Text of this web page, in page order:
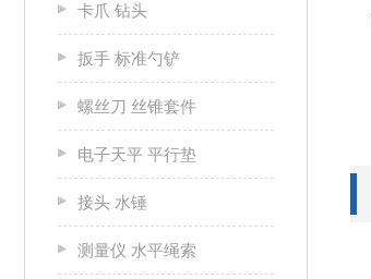
卡爪 钻头
扳手 标准勺铲
螺丝刀 丝锥套件
电子天平 平行垫
接头 水锤
测量仪 水平绳索